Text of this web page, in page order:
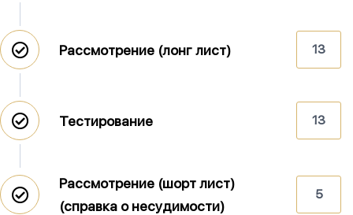
Рассмотрение (лонг лист) 13
Тестирование 13
Рассмотрение (шорт лист)
(справка о несудимости)
5